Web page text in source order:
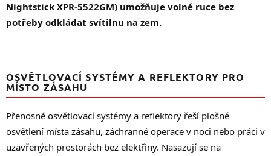
Nightstick XPR-5522GM) umožňuje volné ruce bez
potřeby odkládat svítilnu na zem.
OSVĚTLOVACÍ SYSTÉMY A REFLEKTORY PRO
MÍSTO ZÁSAHU
Přenosné osvětlovací systémy a reflektory řeší plošné
osvětlení místa zásahu, záchranné operace v noci nebo práci v
uzavřených prostorách bez elektřiny. Nasazují se na